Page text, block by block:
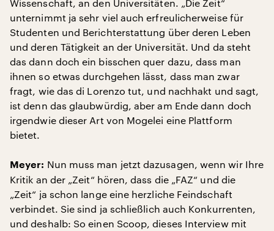
Wissenschaft, an den Universitäten. „Die Zeit“
unternimmt ja sehr viel auch erfreulicherweise für
Studenten und Berichterstattung über deren Leben
und deren Tätigkeit an der Universität. Und da steht
das dann doch ein bisschen quer dazu, dass man
ihnen so etwas durchgehen lässt, dass man zwar
fragt, wie das di Lorenzo tut, und nachhakt und sagt,
ist denn das glaubwürdig, aber am Ende dann doch
irgendwie dieser Art von Mogelei eine Plattform
bietet.
Meyer: Nun muss man jetzt dazusagen, wenn wir Ihre
Kritik an der „Zeit“ hören, dass die „FAZ“ und die
„Zeit“ ja schon lange eine herzliche Feindschaft
verbindet. Sie sind ja schließlich auch Konkurrenten,
und deshalb: So einen Scoop, dieses Interview mit